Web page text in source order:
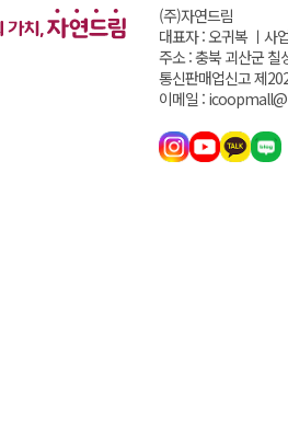
(주)자연드림
대표자 : 오귀복 ㅣ 사
주소 : 충북 괴산군 칠
통신판매업신고 제
이메일 :